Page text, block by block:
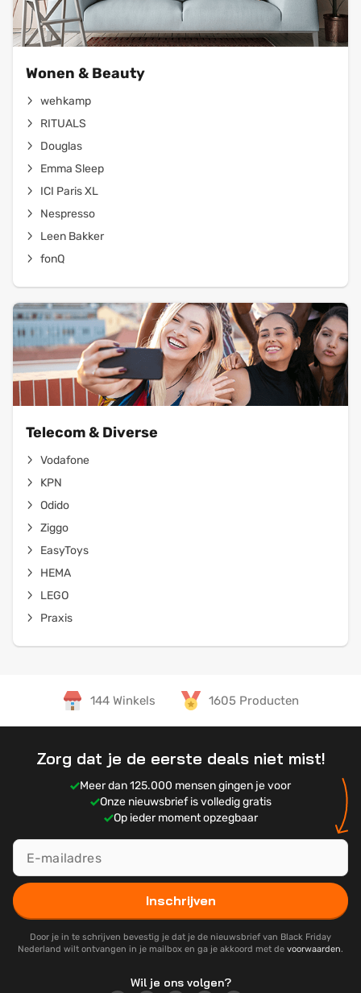
Wonen & Beauty
wehkamp
RITUALS
Douglas
Emma Sleep
ICI Paris XL
Nespresso
Leen Bakker
fonQ
Telecom & Diverse
Vodafone
KPN
Odido
Ziggo
EasyToys
HEMA
LEGO
Praxis
144 Winkels 1605 Producten
Zorg dat je de eerste deals niet mist!
Meer dan 125.000 mensen gingen je voor
Onze nieuwsbrief is volledig gratis
Op ieder moment opzegbaar
Inschrijven
Door je in te schrijven bevestig je dat je de nieuwsbrief van Black Friday
Nederland wilt ontvangen in je mailbox en ga je akkoord met de voorwaarden.
Wil je ons volgen?